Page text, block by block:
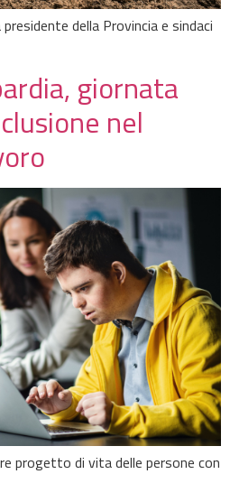
della Provincia e sindaci
giornata
nel
progetto di vita delle persone con